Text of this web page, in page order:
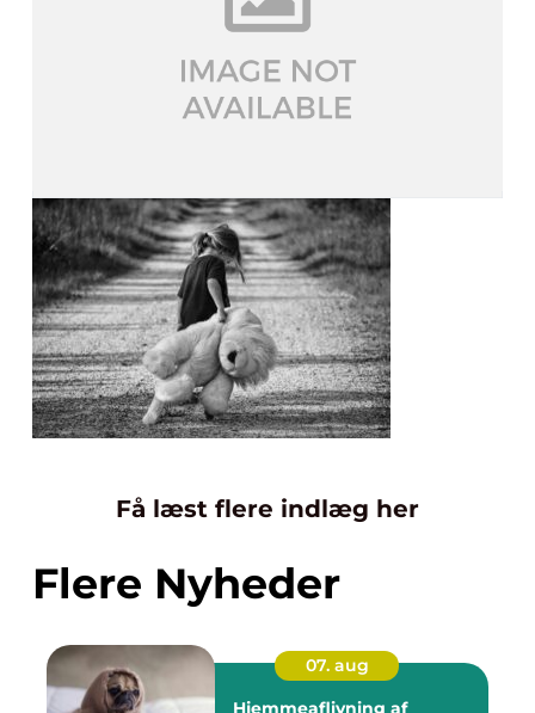
Få læst flere indlæg her
Flere Nyheder
07. aug
Hjemmeaflivning af